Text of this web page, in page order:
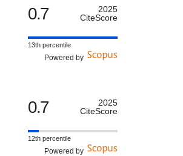
0.7
2025
CiteScore
13th percentile
Powered by
0.7
2025
CiteScore
12th percentile
Powered by